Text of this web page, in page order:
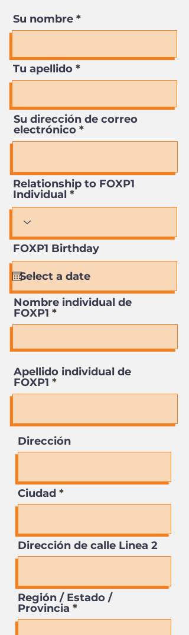
Su nombre
Tu apellido
Su dirección de correo
electrónico
Relationship to FOXP1
Individual
FOXP1 Birthday
Nombre individual de
FOXP1
Apellido individual de
FOXP1
Dirección
Ciudad
Dirección de calle Linea 2
Región / Estado /
Provincia